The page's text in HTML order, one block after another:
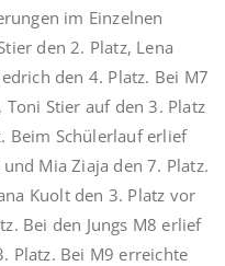
im Einzelnen
den 2. Platz, Lena
den 4. Platz. Bei M7
Toni Stier auf den 3. Platz
Beim Schülerlauf erlief
Mia Ziaja den 7. Platz.
Kuolt den 3. Platz vor
Bei den Jungs M8 erlief
Platz. Bei M9 erreichte